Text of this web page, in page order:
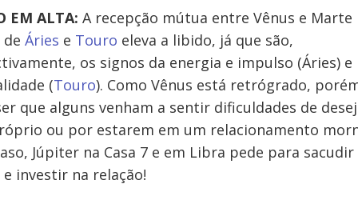
EM ALTA: A recepção mútua entre Vênus e Marte
Áries e Touro eleva a libido, já que são,
os signos da energia e impulso (Áries) e
(Touro). Como Vênus está retrógrado,
que alguns venham a sentir dificuldades de
ou por estarem em um relacionamento
Júpiter na Casa 7 e em Libra pede para sacudir
investir na relação!